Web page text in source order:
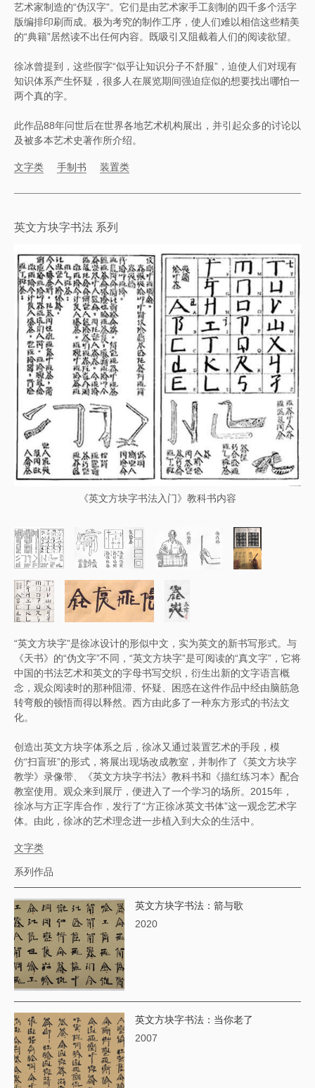
艺术家制造的“伪汉字”。它们是由艺术家手工刻制的四千多个活字
版编排印刷而成。极为考究的制作工序，使人们难以相信这些精美
的“典籍”居然读不出任何内容。既吸引又阻截着人们的阅读欲望。
徐冰曾提到，这些假字“似乎让知识分子不舒服”，迫使人们对现有
知识体系产生怀疑，很多人在展览期间强迫症似的想要找出哪怕一
两个真的字。
此作品88年问世后在世界各地艺术机构展出，并引起众多的讨论以
及被多本艺术史著作所介绍。
文字类 手制书 装置类
英文方块字书法 系列
《英文方块字书法入门》教科书内容
“英文方块字”是徐冰设计的形似中文，实为英文的新书写形式。与
《天书》的“伪文字”不同，“英文方块字”是可阅读的“真文字”，它将
中国的书法艺术和英文的字母书写交织，衍生出新的文字语言概
念，观众阅读时的那种阻滞、怀疑、困惑在这件作品中经由脑筋急
转弯般的顿悟而得以释然。西方由此多了一种东方形式的书法文
化。
创造出英文方块字体系之后，徐冰又通过装置艺术的手段，模
仿“扫盲班”的形式，将展出现场改成教室，并制作了《英文方块字
教学》录像带、《英文方块字书法》教科书和《描红练习本》配合
教室使用。观众来到展厅，便进入了一个学习的场所。2015年，
徐冰与方正字库合作，发行了“方正徐冰英文书体”这一观念艺术字
体。由此，徐冰的艺术理念进一步植入到大众的生活中。
文字类
系列作品
英文方块字书法：箭与歌
2020
英文方块字书法：当你老了
2007